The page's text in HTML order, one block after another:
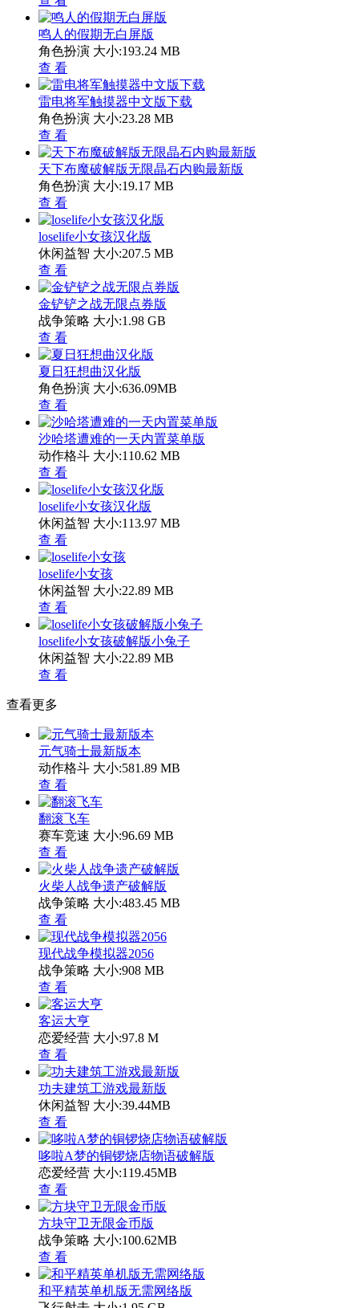
鸣人的假期无白屏版
角色扮演 大小:193.24 MB
查 看
雷电将军触摸器中文版下载
角色扮演 大小:23.28 MB
查 看
天下布魔破解版无限晶石内购最新版
角色扮演 大小:19.17 MB
查 看
loselife小女孩汉化版
休闲益智 大小:207.5 MB
查 看
金铲铲之战无限点券版
战争策略 大小:1.98 GB
查 看
夏日狂想曲汉化版
角色扮演 大小:636.09MB
查 看
沙哈塔遭难的一天内置菜单版
动作格斗 大小:110.62 MB
查 看
loselife小女孩汉化版
休闲益智 大小:113.97 MB
查 看
loselife小女孩
休闲益智 大小:22.89 MB
查 看
loselife小女孩破解版小兔子
休闲益智 大小:22.89 MB
查 看
查看更多
元气骑士最新版本
动作格斗 大小:581.89 MB
查 看
翻滚飞车
赛车竞速 大小:96.69 MB
查 看
火柴人战争遗产破解版
战争策略 大小:483.45 MB
查 看
现代战争模拟器2056
战争策略 大小:908 MB
查 看
客运大亨
恋爱经营 大小:97.8 M
查 看
功夫建筑工游戏最新版
休闲益智 大小:39.44MB
查 看
哆啦A梦的铜锣烧店物语破解版
恋爱经营 大小:119.45MB
查 看
方块守卫无限金币版
战争策略 大小:100.62MB
查 看
和平精英单机版无需网络版